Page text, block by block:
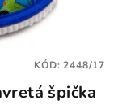
špička
KÓD:2448/17